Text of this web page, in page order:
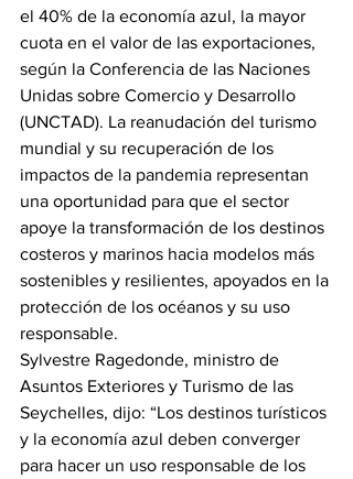
el 40% de la economía azul, la mayor
cuota en el valor de las exportaciones,
según la Conferencia de las Naciones
Unidas sobre Comercio y Desarrollo
(UNCTAD). La reanudación del turismo
mundial y su recuperación de los
impactos de la pandemia representan
una oportunidad para que el sector
apoye la transformación de los destinos
costeros y marinos hacia modelos más
sostenibles y resilientes, apoyados en la
protección de los océanos y su uso
responsable.
Sylvestre Ragedonde, ministro de
Asuntos Exteriores y Turismo de las
Seychelles, dijo: “Los destinos turísticos
y la economía azul deben converger
para hacer un uso responsable de los